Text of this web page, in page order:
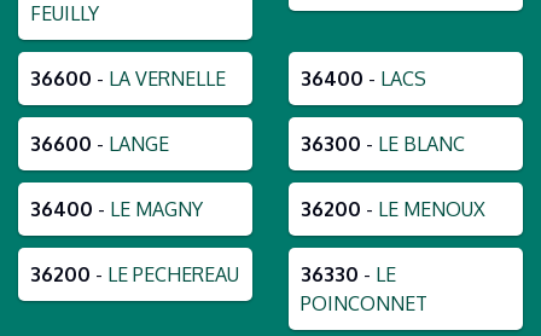
FEUILLY
36600 - LA VERNELLE 36400 - LACS
36600 - LANGE 36300 - LE BLANC
36400 - LE MAGNY 36200 - LE MENOUX
36200 - LE PECHEREAU 36330 - LE
POINCONNET